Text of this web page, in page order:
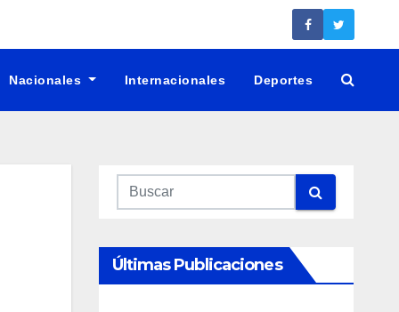
Nacionales Internacionales Deportes
Últimas Publicaciones